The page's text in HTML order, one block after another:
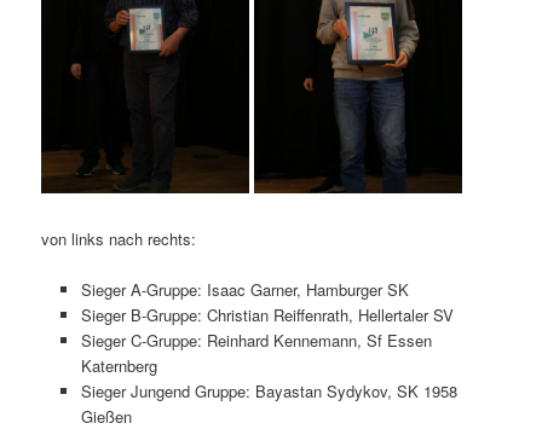
von links nach rechts:
Sieger A-Gruppe: Isaac Garner, Hamburger SK
Sieger B-Gruppe: Christian Reiffenrath, Hellertaler SV
Sieger C-Gruppe: Reinhard Kennemann, Sf Essen
Katernberg
Sieger Jungend Gruppe: Bayastan Sydykov, SK 1958
Gießen